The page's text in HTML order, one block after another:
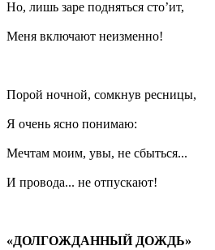
Но, лишь заре подняться сто’ит,
Меня включают неизменно!
Порой ночной, сомкнув ресницы,
Я очень ясно понимаю:
Мечтам моим, увы, не сбыться...
И провода... не отпускают!
«ДОЛГОЖДАННЫЙ ДОЖДЬ»